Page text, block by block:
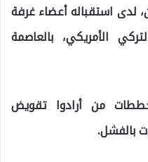
لدى استقباله أعضاء غرفة
الأمريكي، بالعاصمة
من أرادوا تقويض
بالفشل.